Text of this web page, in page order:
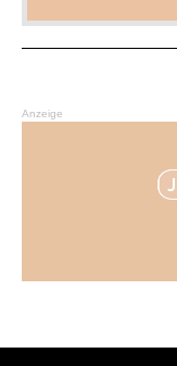
Anzeige